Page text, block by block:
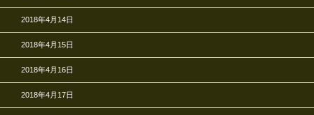
2018年4月14日
2018年4月15日
2018年4月16日
2018年4月17日